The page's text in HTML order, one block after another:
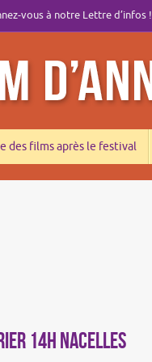
vous à notre Lettre d’infos !
des films après le festival
14h NACELLES